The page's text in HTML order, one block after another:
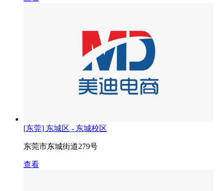
[东莞] 东城区 - 东城校区
东莞市东城街道279号
查看